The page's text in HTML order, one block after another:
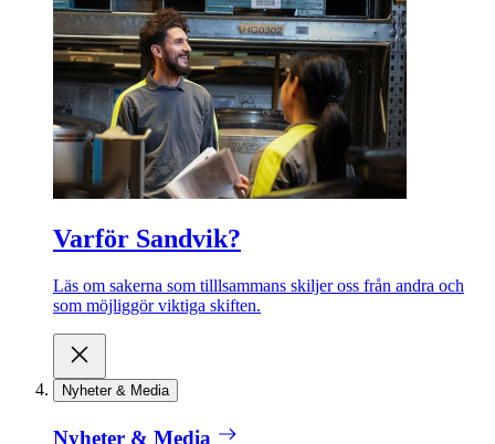
Varför Sandvik?
Läs om sakerna som tilllsammans skiljer oss från andra och
som möjliggör viktiga skiften.
Nyheter & Media
Nyheter & Media